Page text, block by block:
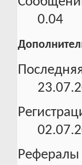
0.04
Рефералы